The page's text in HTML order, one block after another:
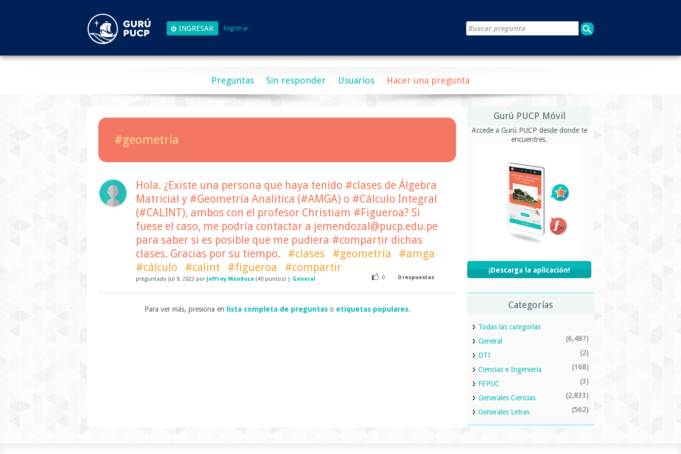
Registrar
Preguntas Sin responder Usuarios Hacer una pregunta
#geometría
Hola. ¿Existe una persona que haya tenido #clases de Álgebra
Matricial y #Geometría Analítica (#AMGA) o #Cálculo Integral
(#CALINT), ambos con el profesor Christiam #Figueroa? Si
fuese el caso, me podría contactar a jemendozal@pucp.edu.pe
para saber si es posible que me pudiera #compartir dichas
clases. Gracias por su tiempo.
#clases #geometría
#amga
#cálculo
#calint #figueroa #compartir
preguntado Jul 9, 2022 por Jeffrey Mendoza (40 puntos) General 0 0respuestas
Para ver más, presiona en lista completa de preguntaso etiquetas populares.
Gurú PUCP Móvil
Accede a Gurú PUCP desde donde te
encuentres.
¡Descarga la aplicación!
Categorías
Todas las categorías
General
(6,487)
DTI (2)
Ciencias e Ingeniería (168)
FEPUC (3)
Generales Ciencias (2,833)
Generales Letras (562)